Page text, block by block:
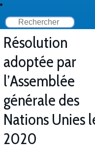
Résolution
adoptée par
l’Assemblée
générale des
Nations Unies
2020